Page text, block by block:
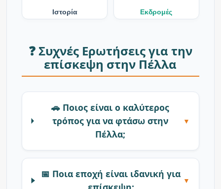
Ιστορία Εκδρομές
❓ Συχνές Ερωτήσεις για την
επίσκεψη στην Πέλλα
🚗 Ποιος είναι ο καλύτερος
τρόπος για να φτάσω στην
Πέλλα;
▼
📅 Ποια εποχή είναι ιδανική για
▼